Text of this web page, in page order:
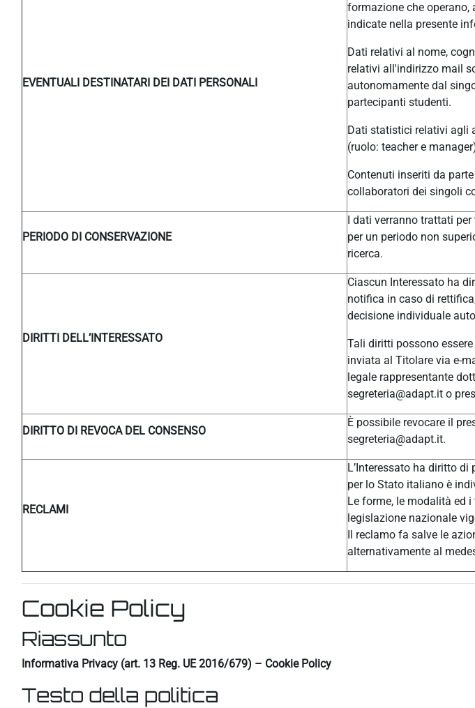
EVENTUALI DESTINATARI DEI DATI PERSONALI
formazione che operano,
indicate nella presente
Dati relativi al nome,
relativi all'indirizzo mail
autonomamente dal
partecipanti studenti.
Dati statistici relativi agli
(ruolo: teacher e
Contenuti inseriti da
collaboratori dei singoli
PERIODO DI CONSERVAZIONE
I dati verranno trattati
per un periodo non
ricerca.
DIRITTI DELL’INTERESSATO
Ciascun Interessato ha
notifica in caso di
decisione individuale
Tali diritti possono
inviata al Titolare via e-
legale rappresentante
segreteria@adapt.it o
DIRITTO DI REVOCA DEL CONSENSO
È possibile revocare il
segreteria@adapt.it.
RECLAMI
L’Interessato ha diritto di
per lo Stato italiano è
Le forme, le modalità ed
legislazione nazionale
Il reclamo fa salve le
alternativamente al
Cookie Policy
Riassunto
Informativa Privacy (art. 13 Reg. UE 2016/679) – Cookie Policy
Testo della politica